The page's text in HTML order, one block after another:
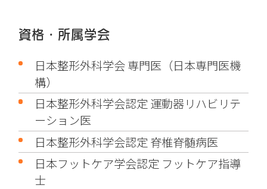
資格・所属学会
日本整形外科学会 専門医（日本専門医機
構）
日本整形外科学会認定 運動器リハビリテ
ーション医
日本整形外科学会認定 脊椎脊髄病医
日本フットケア学会認定 フットケア指導
士